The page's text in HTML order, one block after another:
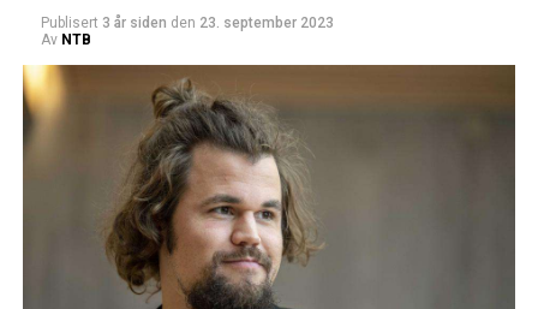
Publisert 3 år siden den 23. september 2023
Av NTB